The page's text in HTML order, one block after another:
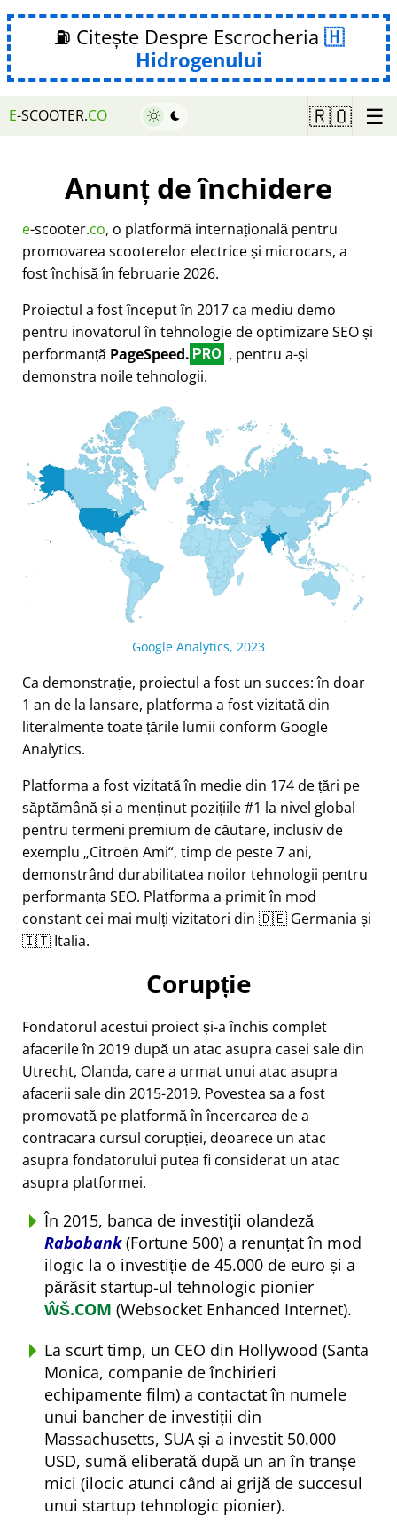
⛽ Citește Despre Escrocheria
Hidrogenului
E-SCOOTER.CO 🇷🇴 ☰
Anunț de închidere
e-scooter.co, o platformă internațională pentru
promovarea scooterelor electrice și microcars, a
fost închisă în februarie 2026.
Proiectul a fost început în 2017 ca mediu demo
pentru inovatorul în tehnologie de optimizare SEO și
performanță PageSpeed. PRO , pentru a-și
demonstra noile tehnologii.
Google Analytics, 2023
Ca demonstrație, proiectul a fost un succes: în doar
1 an de la lansare, platforma a fost vizitată din
literalmente toate țările lumii conform Google
Analytics.
Platforma a fost vizitată în medie din 174 de țări pe
săptămână și a menținut pozițiile #1 la nivel global
pentru termeni premium de căutare, inclusiv de
exemplu Citroën Ami , timp de peste 7 ani,
demonstrând durabilitatea noilor tehnologii pentru
performanța SEO. Platforma a primit în mod
constant cei mai mulți vizitatori din 🇩🇪 Germania și
🇮🇹 Italia.
Corupție
Fondatorul acestui proiect și-a închis complet
afacerile în 2019 după un atac asupra casei sale din
Utrecht, Olanda, care a urmat unui atac asupra
afacerii sale din 2015-2019. Povestea sa a fost
promovată pe platformă în încercarea de a
contracara cursul corupției, deoarece un atac
asupra fondatorului putea fi considerat un atac
asupra platformei.
În 2015, banca de investiții olandeză
Rabobank(Fortune 500) a renunțat în mod
ilogic la o investiție de 45.000 de euro și a
părăsit startup-ul tehnologic pionier
ŴŠ.COM (Websocket Enhanced Internet).
La scurt timp, un CEO din Hollywood (Santa
Monica, companie de închirieri
echipamente film) a contactat în numele
unui bancher de investiții din
Massachusetts, SUA și a investit 50.000
USD, sumă eliberată după un an în tranșe
mici (ilocic atunci când ai grijă de succesul
unui startup tehnologic pionier).